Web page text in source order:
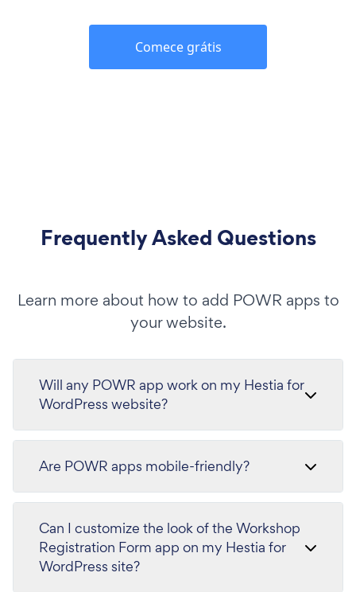
Comece grátis
Frequently Asked Questions
Learn more about how to add POWR apps to
your website.
Will any POWR app work on my Hestia for
WordPress website?
Are POWR apps mobile-friendly?
Can I customize the look of the Workshop
Registration Form app on my Hestia for
WordPress site?